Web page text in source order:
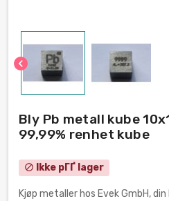
chevron_left
Bly Pb metall kube
99,99% renhet kube
block Ikke pГҐ lager
Kjøp metaller hos Evek GmbH,